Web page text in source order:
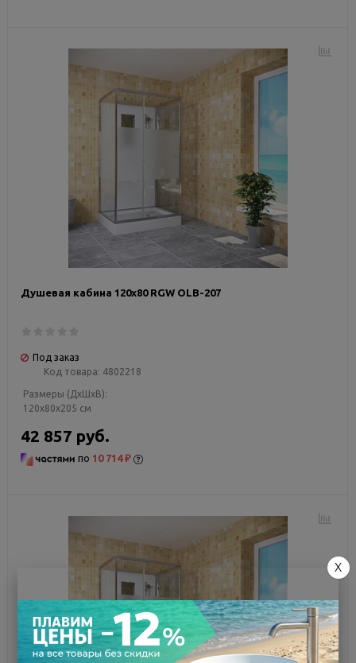
Душевая кабина 120х80 RGW OLB-207
Под заказ
Код товара: 4802218
Размеры (ДxШxВ):
120x80x205 см
42 857 руб.
по 10 714 ₽
X